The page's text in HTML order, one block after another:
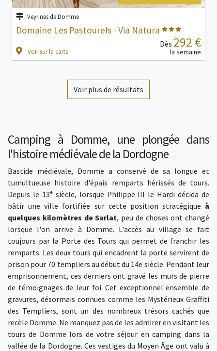
Veyrines de Domme
Domaine Les Pastourels - Via Natura
Voir sur la carte
Dès 292 €
la semaine
Voir plus de résultats
Camping à Domme, une plongée dans
l'histoire médiévale de la Dordogne
Bastide médiévale, Domme a conservé de sa longue et
tumultueuse histoire d'épais remparts hérissés de tours.
Depuis le 13ᵉ siècle, lorsque Philippe III le Hardi décida de
bâtir une ville fortifiée sur cette position stratégique à
quelques kilomètres de Sarlat, peu de choses ont changé
lorsque l'on arrive à Domme. L'accès au village se fait
toujours par la Porte des Tours qui permet de franchir les
remparts. Les deux tours qui encadrent la porte servirent de
prison pour 70 templiers au début du 14e siècle. Pendant leur
emprisonnement, ces derniers ont gravé les murs de pierre
de témoignages de leur foi. Cet exceptionnel ensemble de
gravures, désormais connues comme les Mystérieux Graffiti
des Templiers, sont un des nombreux trésors cachés que
recèle Domme. Ne manquez pas de les admirer en visitant les
tours de Domme lors de votre séjour en camping dans la
vallée de la Dordogne. Ces vestiges du Moyen Âge ont valu à